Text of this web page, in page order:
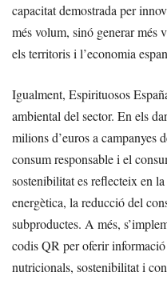
capacitat demostrada per
més volum, sinó generar més
els territoris i l’economia
Igualment, Espirituosos
ambiental del sector. En els
milions d’euros a campanyes
consum responsable i el
sostenibilitat es reflecteix en
energètica, la reducció del
subproductes. A més,
codis QR per oferir
nutricionals, sostenibilitat i